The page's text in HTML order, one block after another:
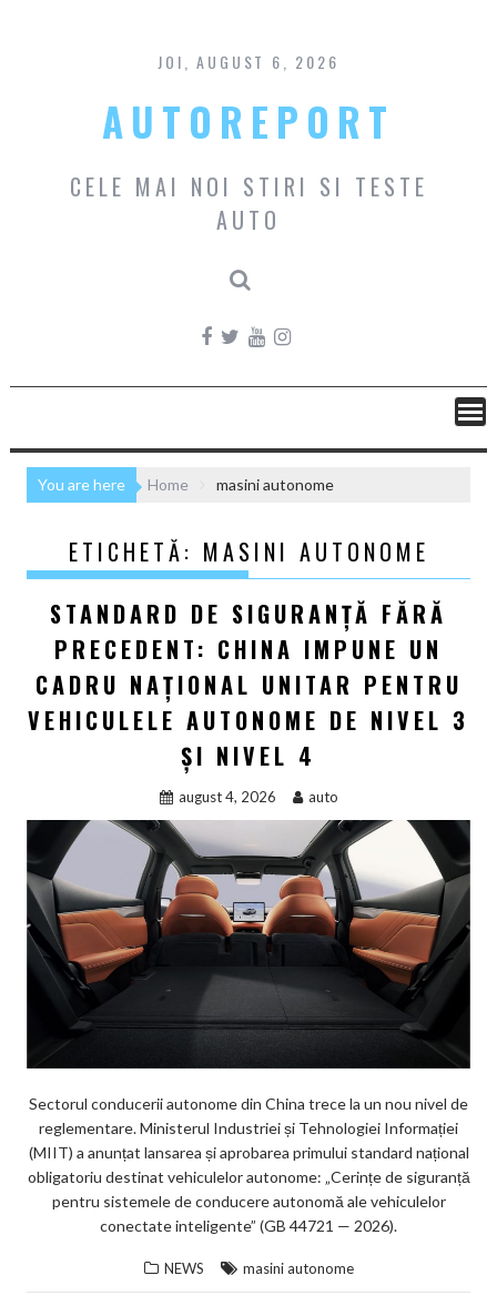
content
JOI, AUGUST 6, 2026
AUTOREPORT
CELE MAI NOI STIRI SI TESTE
AUTO
You are here Home masini autonome
ETICHETĂ: MASINI AUTONOME
STANDARD DE SIGURANȚĂ FĂRĂ
PRECEDENT: CHINA IMPUNE UN
CADRU NAȚIONAL UNITAR PENTRU
VEHICULELE AUTONOME DE NIVEL 3
ȘI NIVEL 4
august 4, 2026 auto
Sectorul conducerii autonome din China trece la un nou nivel de
reglementare. Ministerul Industriei și Tehnologiei Informației
(MIIT) a anunțat lansarea și aprobarea primului standard național
obligatoriu destinat vehiculelor autonome: „Cerințe de siguranță
pentru sistemele de conducere autonomă ale vehiculelor
conectate inteligente” (GB 44721 — 2026).
NEWS masini autonome